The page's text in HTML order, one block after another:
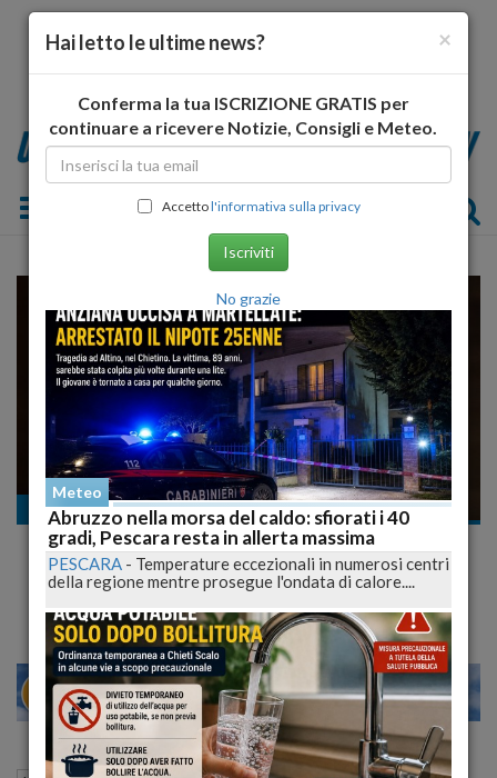
Toggle navigation
Lavoro
Pensioni: Fornero, restituzione
quattordicesime sale da 24 a 36 mesi
MILANO 24 28
×
Hai letto le ultime news?
Conferma la tua ISCRIZIONE GRATIS per
continuare a ricevere Notizie, Consigli e Meteo.
Accettol'informativa sulla privacy
Iscriviti
No grazie
Meteo
Abruzzo nella morsa del caldo: sfiorati i 40
gradi, Pescara resta in allerta massima
PESCARA - Temperature eccezionali in numerosi centri
della regione mentre prosegue l'ondata di calore....